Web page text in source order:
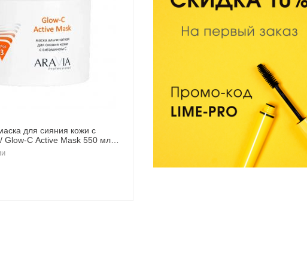
для сияния кожи с
Glow-C Active Mask 550 мл